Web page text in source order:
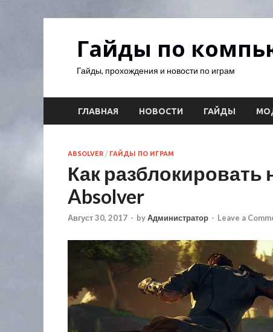
Гайды по
Гайды, прохождения и новости по играм
ГЛАВНАЯ НОВОСТИ ГАЙДЫ
ABSOLVER / ГАЙДЫ ПО ИГРАМ
Как
Absolver
Август 30, 2017 - byАдминистратор - Leave a